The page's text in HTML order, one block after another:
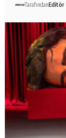
TarafındanEditör